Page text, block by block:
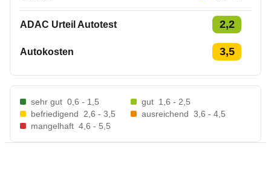
ADAC Urteil Autotest 2,2
Autokosten 3,5
sehr gut 0,6 - 1,5 gut 1,6 - 2,5
befriedigend
2,6 - 3,5 ausreichend 3,6 - 4,5
mangelhaft 4,6 - 5,5